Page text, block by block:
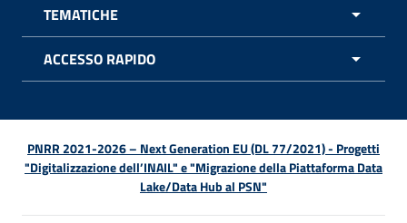
TEMATICHE
ACCESSO RAPIDO
PNRR 2021-2026 – Next Generation EU (DL 77/2021) - Progetti
"Digitalizzazione dell’INAIL" e "Migrazione della Piattaforma Data
Lake/Data Hub al PSN"